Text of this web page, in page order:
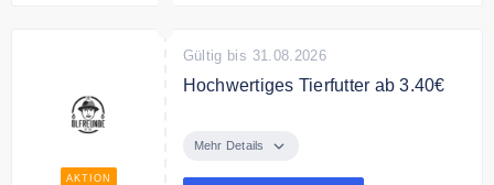
AKTION
Gültig bis 31.08.2026
Hochwertiges Tierfutter ab 3.40€
hochwertiges Tierfutter zum
Mehr Details